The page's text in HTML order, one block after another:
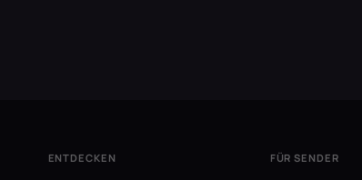
ENTDECKEN FÜR SENDER